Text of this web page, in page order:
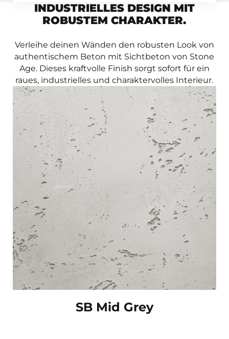
INDUSTRIELLES DESIGN MIT
ROBUSTEM CHARAKTER.
Verleihe deinen Wänden den robusten Look von
authentischem Beton mit Sichtbeton von Stone
Age. Dieses kraftvolle Finish sorgt sofort für ein
raues, industrielles und charaktervolles Interieur.
SB Mid Grey